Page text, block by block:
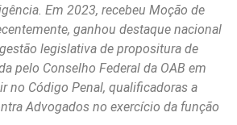
Em 2023, recebeu Moção de
ganhou destaque nacional
legislativa de propositura de
pelo Conselho Federal da OAB em
no Código Penal, qualificadoras a
Advogados no exercício da função